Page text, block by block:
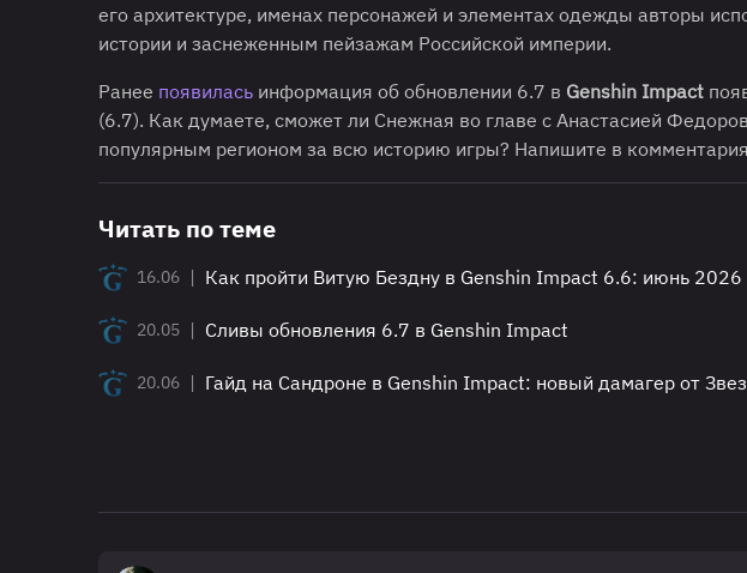
его архитектуре, именах персонажей и элементах одежды авторы
истории и заснеженным пейзажам Российской империи.
Ранее появилась информация об обновлении 6.7 в Genshin Impact
(6.7). Как думаете, сможет ли Снежная во главе с Анастасией
популярным регионом за всю историю игры? Напишите в
Читать по теме
16.06 | Как пройти Витую Бездну в Genshin Impact 6.6: июнь 2026
20.05 | Сливы обновления 6.7 в Genshin Impact
20.06 | Гайд на Сандроне в Genshin Impact: новый дамагер от